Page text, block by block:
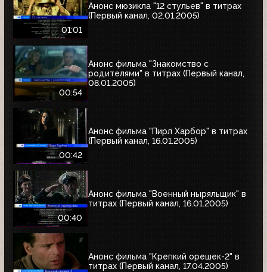
01:01
Анонс мюзикла "12 стульев" в титрах
(Первый канал, 02.01.2005)
00:54
Анонс фильма "Знакомство с
родителями" в титрах (Первый канал,
08.01.2005)
00:42
Анонс фильма "Пирл Харбор" в титрах
(Первый канал, 16.01.2005)
00:40
Анонс фильма "Военный ныряльщик" в
титрах (Первый канал, 16.01.2005)
Анонс фильма "Крепкий орешек-2" в
титрах (Первый канал, 17.04.2005)